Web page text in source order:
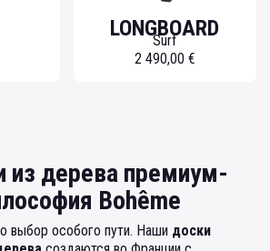
LONGBOARD
Surf
2 490,00 €
из дерева премиум-
Bohême
выбор особого пути. Наши доски